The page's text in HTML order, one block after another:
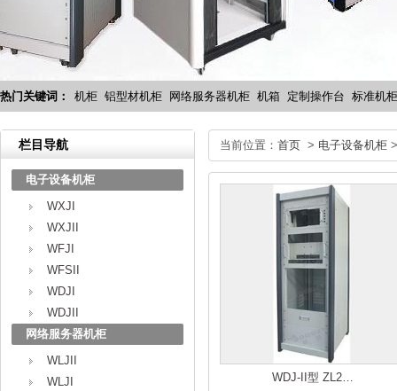
热门关键词： 机柜 铝型材机柜 网络服务器机柜 机箱 定制操作台 标准机柜
栏目导航
电子设备机柜
WXJI
WXJII
WFJI
WFSII
WDJI
WDJII
网络服务器机柜
WLJII
WLJI
当前位置： 首页 > 电子设备机柜
WDJ-II型 ZL2…